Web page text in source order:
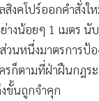
งคโปร์ออกคำสั่งใ
างน้อยๆ 1 เมตร นั
วนหนึ่งมาตรการป้
รก็ตามที่ฝ่าฝืนกฎร
ขั้นถูกจำคุก